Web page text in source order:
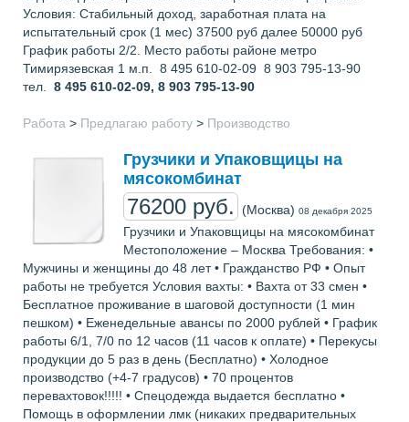
Условия: Стабильный доход, заработная плата на
испытательный срок (1 мес) 37500 руб далее 50000 руб
График работы 2/2. Место работы районе метро
Тимирязевская 1 м.п. 8 495 610-02-09 8 903 795-13-90
тел.
8 495 610-02-09, 8 903 795-13-90
Работа > Предлагаю работу > Производство
Грузчики и Упаковщицы на
мясокомбинат
76200 руб. (Москва) 08 декабря 2025
Грузчики и Упаковщицы на мясокомбинат
Местоположение – Москва Требования: •
Мужчины и женщины до 48 лет • Гражданство РФ • Опыт
работы не требуется Условия вахты: • Вахта от 33 смен •
Бесплатное проживание в шаговой доступности (1 мин
пешком) • Еженедельные авансы по 2000 рублей • График
работы 6/1, 7/0 по 12 часов (11 часов к оплате) • Перекусы
продукции до 5 раз в день (Бесплатно) • Холодное
производство (+4-7 градусов) • 70 процентов
перевахтовок!!!!! • Спецодежда выдается бесплатно •
Помощь в оформлении лмк (никаких предварительных